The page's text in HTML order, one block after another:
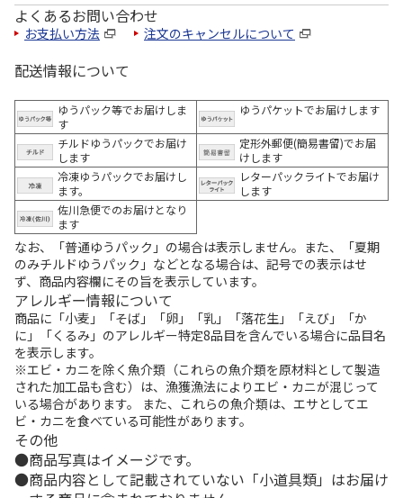
よくあるお問い合わせ
お支払い方法 注文のキャンセルについて
配送情報について
ゆうパック等でお届けしま
す
ゆうパケットでお届けします
チルドゆうパックでお届け
します
定形外郵便(簡易書留)でお届
けします
冷凍ゆうパックでお届けし
ます。
レターパックライトでお届け
します
佐川急便でのお届けとなり
ます
なお、「普通ゆうパック」の場合は表示しません。また、「夏期
のみチルドゆうパック」などとなる場合は、記号での表示はせ
ず、商品内容欄にその旨を表示しています。
アレルギー情報について
商品に「小麦」「そば」「卵」「乳」「落花生」「えび」「か
に」「くるみ」のアレルギー特定8品目を含んでいる場合に品目名
を表示します。
※エビ・カニを除く魚介類（これらの魚介類を原材料として製造
された加工品も含む）は、漁獲漁法によりエビ・カニが混じって
いる場合があります。 また、これらの魚介類は、エサとしてエ
ビ・カニを食べている可能性があります。
その他
商品写真はイメージです。
商品内容として記載されていない「小道具類」はお届け